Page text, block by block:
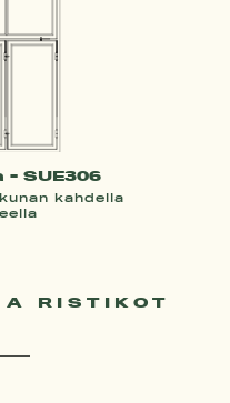
- SUE306
kahdella
RISTIKOT